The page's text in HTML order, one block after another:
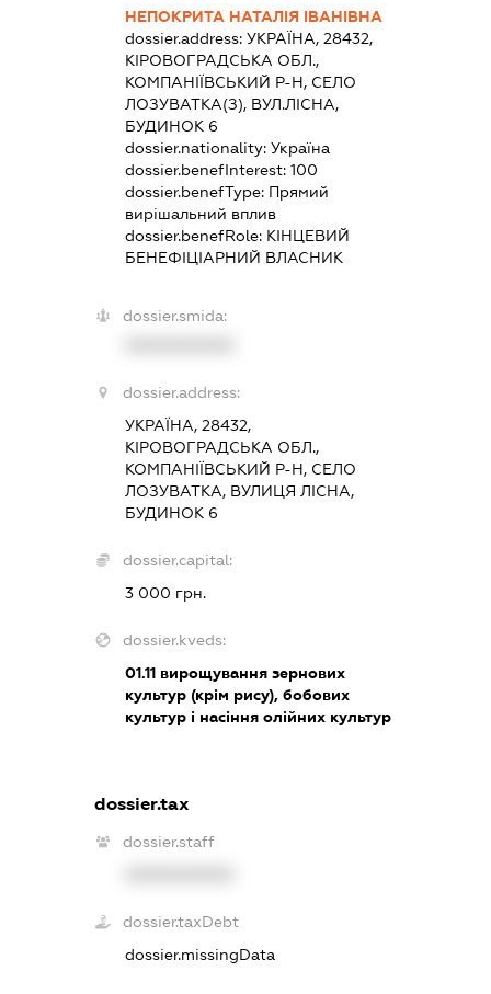
НЕПОКРИТА НАТАЛІЯ ІВАНІВНА
dossier.address:УКРАЇНА, 28432,
КІРОВОГРАДСЬКА ОБЛ.,
КОМПАНІЇВСЬКИЙ Р-Н, СЕЛО
ЛОЗУВАТКА(З), ВУЛ.ЛІСНА,
БУДИНОК 6
dossier.nationality:Україна
dossier.benefInterest:100
dossier.benefType: Прямий
вирішальний вплив
dossier.benefRole: КІНЦЕВИЙ
БЕНЕФІЦІАРНИЙ ВЛАСНИК
dossier.smida:
dossier.address:
УКРАЇНА, 28432,
КІРОВОГРАДСЬКА ОБЛ.,
КОМПАНІЇВСЬКИЙ Р-Н, СЕЛО
ЛОЗУВАТКА, ВУЛИЦЯ ЛІСНА,
БУДИНОК 6
dossier.capital:
3 000 грн.
dossier.kveds:
01.11 вирощування зернових
культур (крім рису), бобових
культур і насіння олійних культур
dossier.tax
dossier.staff
dossier.taxDebt
dossier.missingData